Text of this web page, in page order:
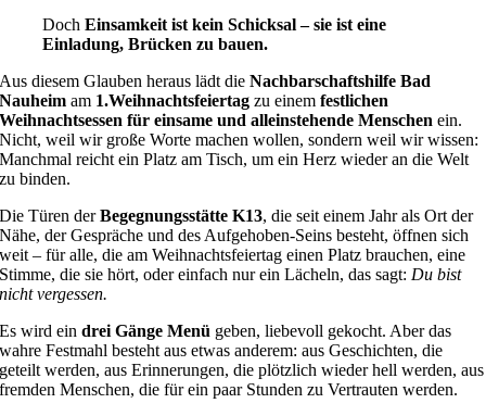
DochEinsamkeit ist kein Schicksal – sie ist eine
Einladung, Brücken zu bauen.
Aus diesem Glauben heraus lädt dieNachbarschaftshilfe Bad
Nauheim am 1.Weihnachtsfeiertag zu einemfestlichen
Weihnachtsessen für einsame und alleinstehende Menschen ein.
Nicht, weil wir große Worte machen wollen, sondern weil wir wissen:
Manchmal reicht ein Platz am Tisch, um ein Herz wieder an die Welt
zu binden.
Die Türen derBegegnungsstätte K13, die seit einem Jahr als Ort der
Nähe, der Gespräche und des Aufgehoben-Seins besteht, öffnen sich
weit – für alle, die am Weihnachtsfeiertag einen Platz brauchen, eine
Stimme, die sie hört, oder einfach nur ein Lächeln, das sagt: Du bist
nicht vergessen.
Es wird eindrei Gänge Menü geben, liebevoll gekocht. Aber das
wahre Festmahl besteht aus etwas anderem: aus Geschichten, die
geteilt werden, aus Erinnerungen, die plötzlich wieder hell werden, aus
fremden Menschen, die für ein paar Stunden zu Vertrauten werden.